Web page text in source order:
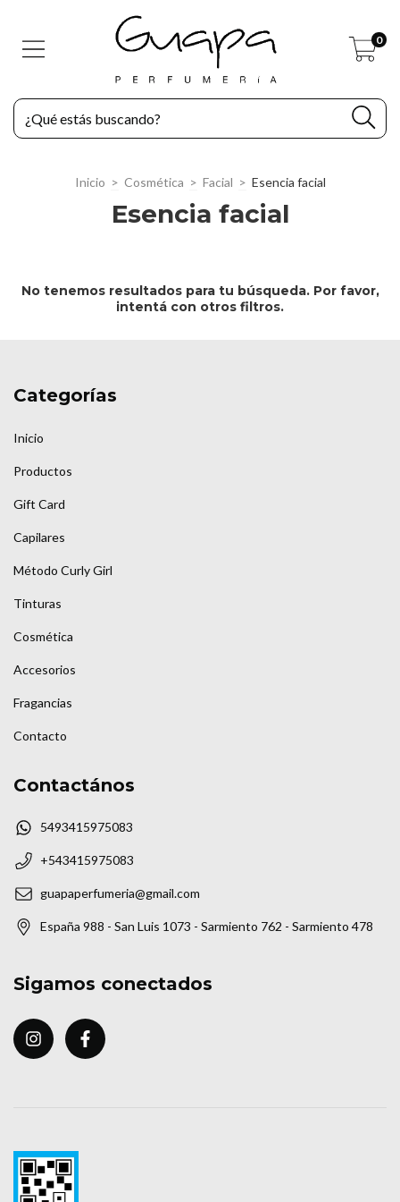
0
Inicio > Cosmética > Facial > Esencia facial
Esencia facial
No tenemos resultados para tu búsqueda. Por favor,
intentá con otros filtros.
Categorías
Inicio
Productos
Gift Card
Capilares
Método Curly Girl
Tinturas
Cosmética
Accesorios
Fragancias
Contacto
Contactános
5493415975083
+543415975083
guapaperfumeria@gmail.com
España 988 - San Luis 1073 - Sarmiento 762 - Sarmiento 478
Sigamos conectados